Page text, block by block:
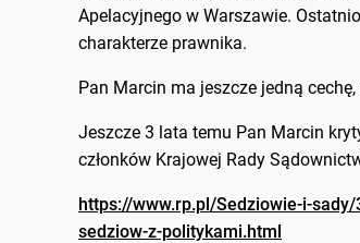
Apelacyjnego w Warszawie.
charakterze prawnika.
Pan Marcin ma jeszcze jedną
Jeszcze 3 lata temu Pan Marcin
członków Krajowej Rady
https://www.rp.pl/Sedziowie-i-
sedziow-z-politykami.html